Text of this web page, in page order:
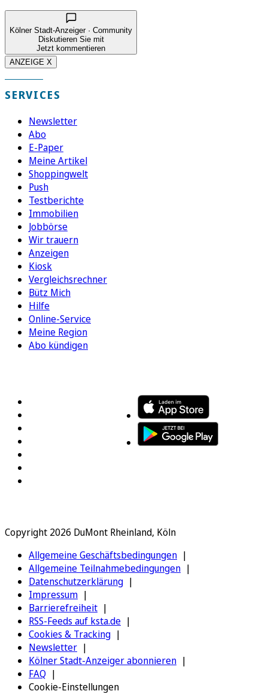
Kölner Stadt-Anzeiger · Community
Diskutieren Sie mit
Jetzt kommentieren
ANZEIGE X
SERVICES
Newsletter
Abo
E-Paper
Meine Artikel
Shoppingwelt
Push
Testberichte
Immobilien
Jobbörse
Wir trauern
Anzeigen
Kiosk
Vergleichsrechner
Bütz Mich
Hilfe
Online-Service
Meine Region
Abo kündigen
Copyright 2026 DuMont Rheinland, Köln
Allgemeine Geschäftsbedingungen
Allgemeine Teilnahmebedingungen
Datenschutzerklärung
Impressum
Barrierefreiheit
RSS-Feeds auf ksta.de
Cookies & Tracking
Newsletter
Kölner Stadt-Anzeiger abonnieren
FAQ
Cookie-Einstellungen